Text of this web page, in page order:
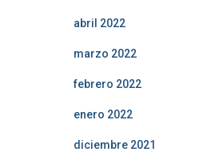
abril 2022
marzo 2022
febrero 2022
enero 2022
diciembre 2021